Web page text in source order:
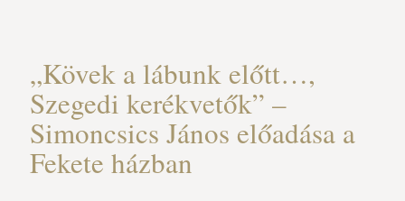
„Kövek a lábunk előtt…,
Szegedi kerékvetők” –
Simoncsics János előadása a
Fekete házban